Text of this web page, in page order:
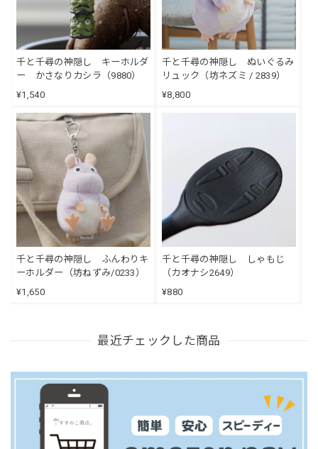
千と千尋の神隠し キーホルダ
ー かさなりカシラ（9880）
¥1,540
千と千尋の神隠し ぬいぐるみ
リュック（坊ネズミ / 2839）
¥8,800
千と千尋の神隠し ふんわりキ
ーホルダー（坊ねずみ/0233）
¥1,650
千と千尋の神隠し しゃもじ
（カオナシ2649）
¥880
最近チェックした商品